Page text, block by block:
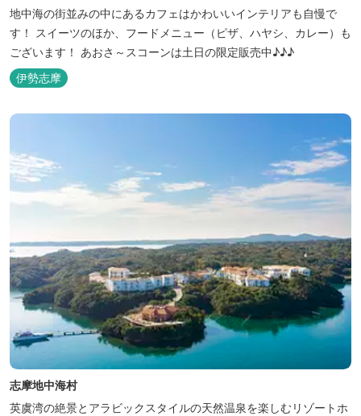
地中海の街並みの中にあるカフェはかわいいインテリアも自慢で
す！ スイーツのほか、フードメニュー（ピザ、ハヤシ、カレー）も
ございます！ あおさ～スコーンは土日の限定販売中♪♪♪
伊勢志摩
志摩地中海村
英虞湾の絶景とアラビックスタイルの天然温泉を楽しむリゾートホ